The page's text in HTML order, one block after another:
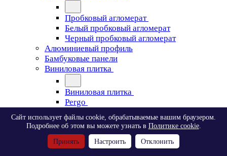
Пробковый агломерат
Белый пробковый агломерат
Черный пробковый агломерат
Алюминиевый профиль
Бамбуковые панели
Виниловая плитка
Виниловая плитка
Pergo
Pergo
Classic Plank Optimum Glue
Modern Plank Optimum Glue
Сайт использует файлы cookie, обрабатываемые вашим браузером.
Подробнее об этом вы можете узнать в Политике cookie.
Принять Настроить Отклонить